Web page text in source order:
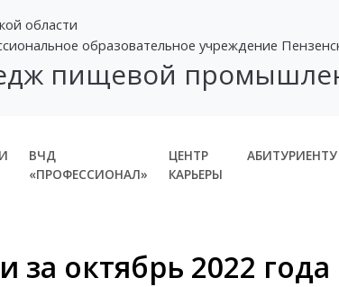
области
образовательное учреждение
пищевой
ВЧД
«ПРОФЕССИОНАЛ»
ЦЕНТР
КАРЬЕРЫ
АБИТУРИЕНТУ
за октябрь 2022 года